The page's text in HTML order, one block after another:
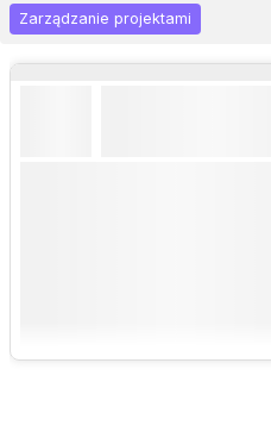
Zarządzanie projektami